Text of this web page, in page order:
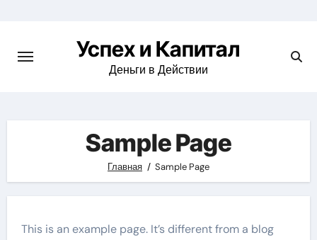
content
Успех и Капитал
Деньги в Действии
Sample Page
Главная Sample Page
This is an example page. It’s different from a blog